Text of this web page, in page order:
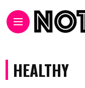
HEALTHY